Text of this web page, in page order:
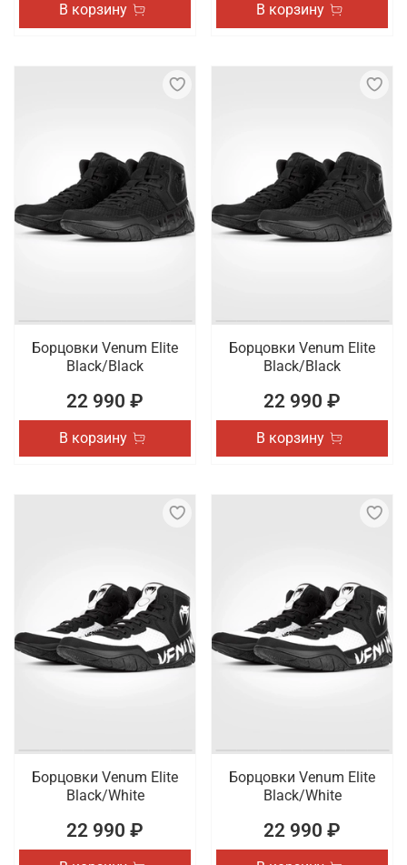
В корзину В корзину
Борцовки Venum Elite
Black/Black
22 990 ₽
В корзину
Борцовки Venum Elite
Black/Black
22 990 ₽
В корзину
Борцовки Venum Elite
Black/White
22 990 ₽
Борцовки Venum Elite
Black/White
22 990 ₽